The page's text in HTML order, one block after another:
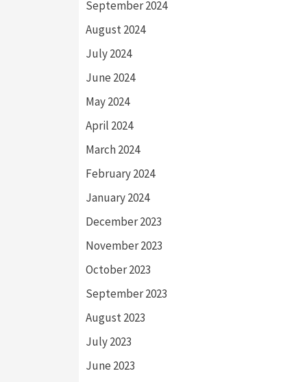
September 2024
August 2024
July 2024
June 2024
May 2024
April 2024
March 2024
February 2024
January 2024
December 2023
November 2023
October 2023
September 2023
August 2023
July 2023
June 2023